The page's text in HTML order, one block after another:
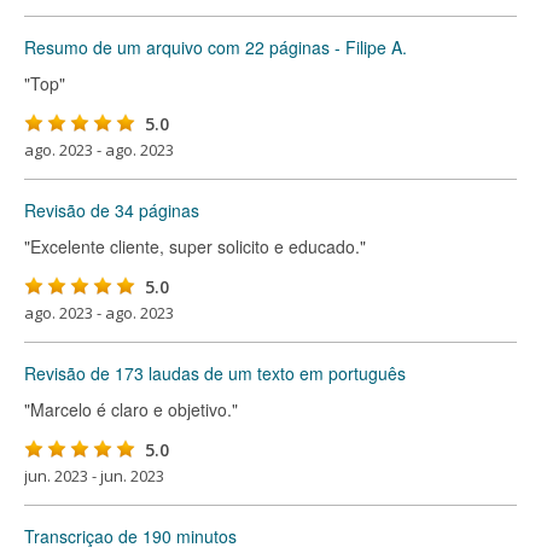
Resumo de um arquivo com 22 páginas - Filipe A.
"Top"
5.0
ago. 2023 - ago. 2023
Revisão de 34 páginas
"Excelente cliente, super solicito e educado."
5.0
ago. 2023 - ago. 2023
Revisão de 173 laudas de um texto em português
"Marcelo é claro e objetivo."
5.0
jun. 2023 - jun. 2023
Transcriçao de 190 minutos